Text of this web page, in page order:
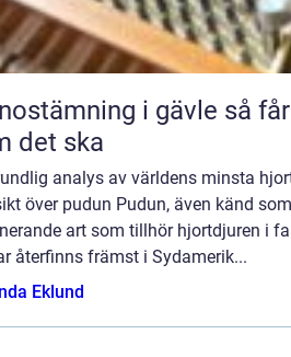
i gävle så får du pianot att låta
det ska
analys av världens minsta
över pudun Pudun, även känd
art som tillhör hjortdjuren i
återfinns främst i Sydamerik...
Eklund